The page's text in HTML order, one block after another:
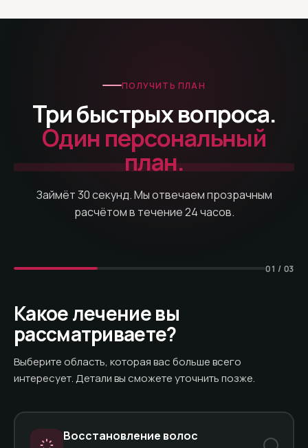
ПОЛУЧИТЬ ПЛАН
Три быстрых вопроса.
Один персональный
план.
Займёт 30 секунд. Мы отвечаем прозрачным
расчётом в течение 24 часов.
01 / 03
Какое лечение вы
рассматриваете?
Выберите область, которая вас больше всего
интересует. Детали вы сможете уточнить позже.
Восстановление волос